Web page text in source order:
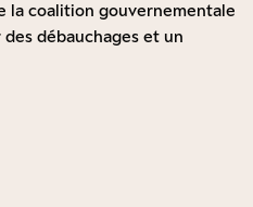
la coalition gouvernementale
débauchages et un